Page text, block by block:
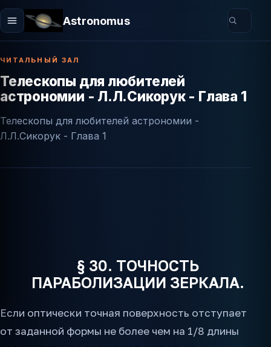
Astronomus
ЧИТАЛЬНЫЙ ЗАЛ
Телескопы для любителей
астрономии - Л.Л.Сикорук - Глава 1
Телескопы для любителей астрономии -
Л.Л.Сикорук - Глава 1
§ 30. ТОЧНОСТЬ
ПАРАБОЛИЗАЦИИ ЗЕРКАЛА.
Если оптически точная поверхность отступает
от заданной формы не более чем на 1/8 длины